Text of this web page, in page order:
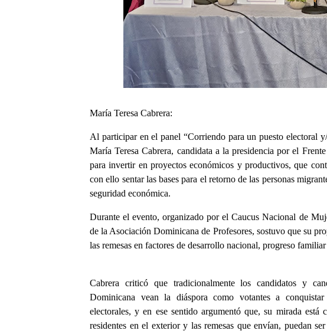
María Teresa Cabrera:
Al participar en el panel “Corriendo para un puesto electoral
María Teresa Cabrera, candidata a la presidencia por el
para invertir en proyectos económicos y productivos, que
con ello sentar las bases para el retorno de las personas
seguridad económica.
Durante el evento, organizado por el Caucus Nacional de
de la Asociación Dominicana de Profesores, sostuvo que su
las remesas en factores de desarrollo nacional, progreso
Cabrera criticó que tradicionalmente los candidatos y
Dominicana vean la diáspora como votantes a
electorales, y en ese sentido argumentó que, su mirada
residentes en el exterior y las remesas que envían, puedan